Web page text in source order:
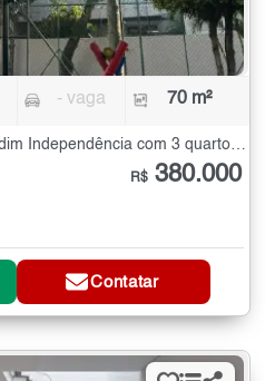
- vaga 70 m²
Apartamento à Venda no Jardim Independência com 3 quartos - 70 m²
R$ 380.000
Contatar